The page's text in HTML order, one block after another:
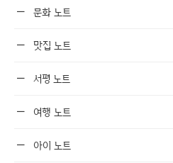
문화 노트
맛집 노트
서평 노트
여행 노트
아이 노트